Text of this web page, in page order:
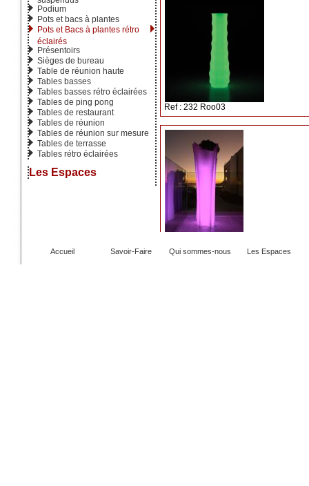
Podium
Pots et bacs à plantes
Pots et Bacs à plantes rétro
éclairés
Présentoirs
Sièges de bureau
Table de réunion haute
Tables basses
Tables basses rétro éclairées
Tables de ping pong
Tables de restaurant
Tables de réunion
Tables de réunion sur mesure
Tables de terrasse
Tables rétro éclairées
Les Espaces
Ref : 232 Roo03
Accueil Savoir-Faire Qui sommes-nous Les Espaces